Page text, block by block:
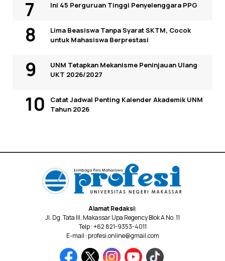
Ini 45 Perguruan Tinggi Penyelenggara PPG
Lima Beasiswa Tanpa Syarat SKTM, Cocok
untuk Mahasiswa Berprestasi
UNM Tetapkan Mekanisme Peninjauan Ulang
UKT 2026/2027
Catat Jadwal Penting Kalender Akademik UNM
Tahun 2026
Alamat Redaksi:
Jl. Dg. Tata III, Makassar Upa Regency Blok A No. 11
Telp : +62 821-9353-4011
E-mail : profesi.online@gmail.com